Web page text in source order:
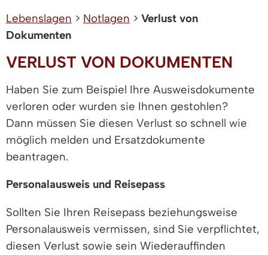
Lebenslagen > Notlagen > Verlust von
Dokumenten
VERLUST VON DOKUMENTEN
Haben Sie zum Beispiel Ihre Ausweisdokumente
verloren oder wurden sie Ihnen gestohlen?
Dann müssen Sie diesen Verlust so schnell wie
möglich melden und Ersatzdokumente
beantragen.
Personalausweis und Reisepass
Sollten Sie Ihren Reisepass beziehungsweise
Personalausweis vermissen, sind Sie verpflichtet,
diesen Verlust sowie sein Wiederauffinden